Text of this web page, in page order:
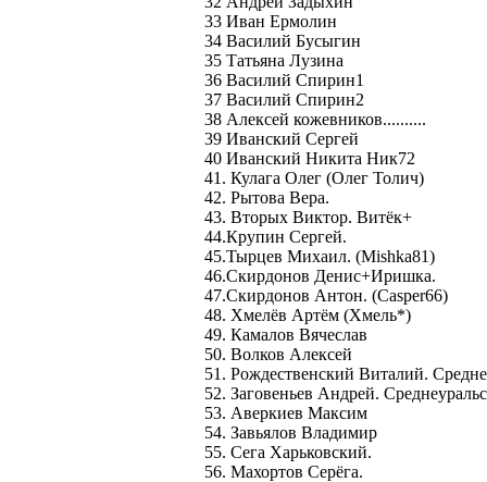
33 Иван Ермолин
34 Василий Бусыгин
35 Татьяна Лузина
36 Василий Спирин1
37 Василий Спирин2
38 Алексей кожевников..........
39 Иванский Сергей
40 Иванский Никита Ник72
41. Кулага Олег (Олег Толич)
42. Рытова Вера.
43. Вторых Виктор. Витёк+
44.Крупин Сергей.
45.Тырцев Михаил. (Mishka81)
46.Скирдонов Денис+Иришка.
47.Скирдонов Антон. (Сasper66)
48. Хмелёв Артём (Хмель*)
49. Камалов Вячеслав
50. Волков Алексей
51. Рождественский Виталий.
52. Заговеньев Андрей.
53. Аверкиев Максим
54. Завьялов Владимир
55. Сега Харьковский.
56. Махортов Серёга.